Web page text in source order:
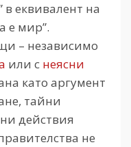
еквивалент на
е мир”.
– независимо
или с неясни
като аргумент
тайни
действия
не